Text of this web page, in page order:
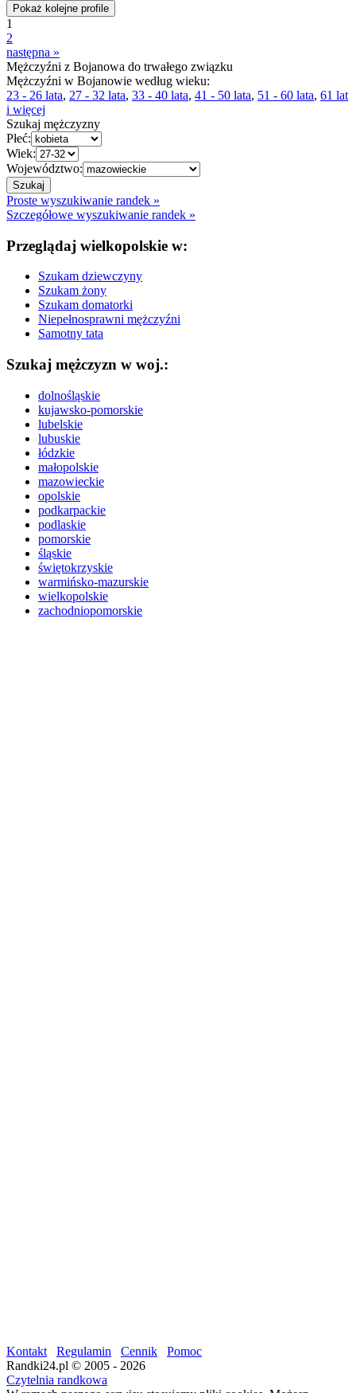
Pokaż kolejne profile
1
2
następna »
Mężczyźni z Bojanowa do trwałego związku
Mężczyźni w Bojanowie według wieku:
23 - 26 lata, 27 - 32 lata, 33 - 40 lata, 41 - 50 lata, 51 - 60 lata, 61 lat
i więcej
Szukaj mężczyzny
Płeć:
Wiek:
Województwo:
Proste wyszukiwanie randek »
Szczegółowe wyszukiwanie randek »
Przeglądaj wielkopolskie w:
Szukam dziewczyny
Szukam żony
Szukam domatorki
Niepełnosprawni mężczyźni
Samotny tata
Szukaj mężczyzn w woj.:
dolnośląskie
kujawsko-pomorskie
lubelskie
lubuskie
łódzkie
małopolskie
mazowieckie
opolskie
podkarpackie
podlaskie
pomorskie
śląskie
świętokrzyskie
warmińsko-mazurskie
wielkopolskie
zachodniopomorskie
Kontakt Regulamin Cennik
Pomoc
Randki24.pl © 2005 - 2026
Czytelnia randkowa